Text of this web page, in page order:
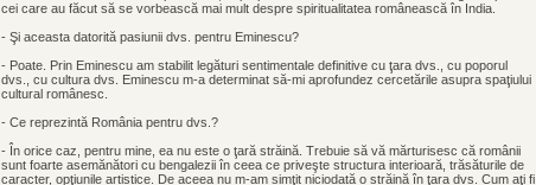
cei care au făcut să se vorbească mai mult despre spiritualitatea românească în India.
- Şi aceasta datorită pasiunii dvs. pentru Eminescu?
- Poate. Prin Eminescu am stabilit legături sentimentale definitive cu ţara dvs., cu poporul
dvs., cu cultura dvs. Eminescu m-a determinat să-mi aprofundez cercetările asupra spaţiului
cultural românesc.
- Ce reprezintă România pentru dvs.?
- În orice caz, pentru mine, ea nu este o ţară străină. Trebuie să vă mărturisesc că românii
sunt foarte asemănători cu bengalezii în ceea ce priveşte structura interioară, trăsăturile de
caracter, opţiunile artistice. De aceea nu m-am simţit niciodată o străină în ţara dvs. Cum aţi fi